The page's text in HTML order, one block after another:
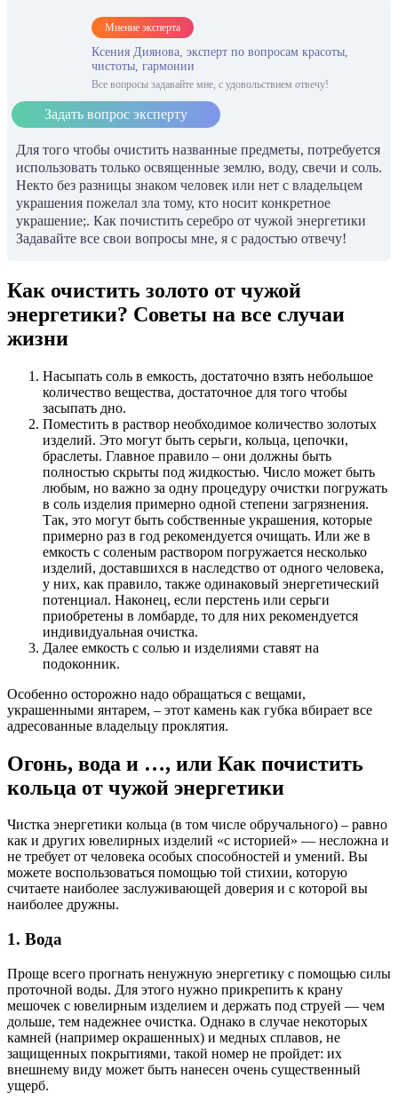
Мнение эксперта
Ксения Диянова, эксперт по вопросам красоты,
чистоты, гармонии
Все вопросы задавайте мне, с удовольствием отвечу!
Задать вопрос эксперту
Для того чтобы очистить названные предметы, потребуется
использовать только освященные землю, воду, свечи и соль.
Некто без разницы знаком человек или нет с владельцем
украшения пожелал зла тому, кто носит конкретное
украшение;. Как почистить серебро от чужой энергетики
Задавайте все свои вопросы мне, я с радостью отвечу!
Как очистить золото от чужой
энергетики? Советы на все случаи
жизни
Насыпать соль в емкость, достаточно взять небольшое
количество вещества, достаточное для того чтобы
засыпать дно.
Поместить в раствор необходимое количество золотых
изделий. Это могут быть серьги, кольца, цепочки,
браслеты. Главное правило – они должны быть
полностью скрыты под жидкостью. Число может быть
любым, но важно за одну процедуру очистки погружать
в соль изделия примерно одной степени загрязнения.
Так, это могут быть собственные украшения, которые
примерно раз в год рекомендуется очищать. Или же в
емкость с соленым раствором погружается несколько
изделий, доставшихся в наследство от одного человека,
у них, как правило, также одинаковый энергетический
потенциал. Наконец, если перстень или серьги
приобретены в ломбарде, то для них рекомендуется
индивидуальная очистка.
Далее емкость с солью и изделиями ставят на
подоконник.
Особенно осторожно надо обращаться с вещами,
украшенными янтарем, – этот камень как губка вбирает все
адресованные владельцу проклятия.
Огонь, вода и …, или Как почистить
кольца от чужой энергетики
Чистка энергетики кольца (в том числе обручального) – равно
как и других ювелирных изделий «с историей» — несложна и
не требует от человека особых способностей и умений. Вы
можете воспользоваться помощью той стихии, которую
считаете наиболее заслуживающей доверия и с которой вы
наиболее дружны.
1. Вода
Проще всего прогнать ненужную энергетику с помощью силы
проточной воды. Для этого нужно прикрепить к крану
мешочек с ювелирным изделием и держать под струей — чем
дольше, тем надежнее очистка. Однако в случае некоторых
камней (например окрашенных) и медных сплавов, не
защищенных покрытиями, такой номер не пройдет: их
внешнему виду может быть нанесен очень существенный
ущерб.